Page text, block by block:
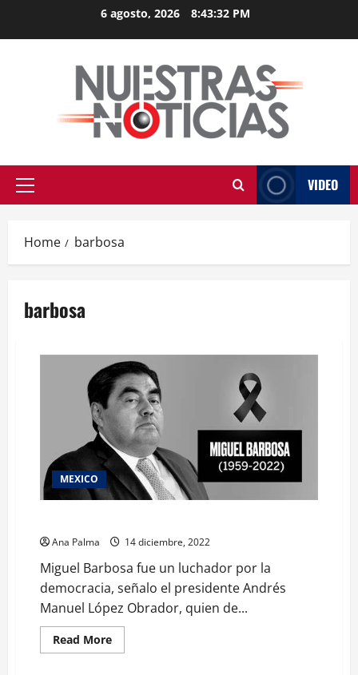
6 agosto, 2026 8:43:33 PM
Primary
VIDEO
Home barbosa
barbosa
MEXICO
Ana Palma 14 diciembre, 2022
Miguel Barbosa fue un luchador por la
democracia, señalo el presidente Andrés
Manuel López Obrador, quien de...
Read MoreRead
more